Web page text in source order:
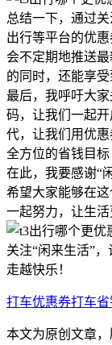
总结一下，通过
出行等平台的优
会不定期地推送
的同时，还能享受
最后，我呼吁大
码，让我们一起
代，让我们用优
全方位的省钱目标
在此，我要感谢“
希望大家能够在
一起努力，让生活
关注“闲来生活”
走越快乐！
打车优惠券打车省
本文为原创文章，